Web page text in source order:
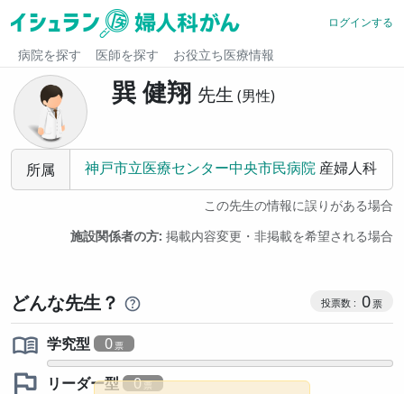
ログインする
病院を探す 医師を探す お役立ち医療情報
巽 健翔 先生 男性
所属 神戸市立医療センター中央市民病院 産婦人科
この先生の情報に誤りがある場合
施設関係者の方: 掲載内容変更・非掲載を希望される場合
どんな先生？ コミュニ
0
学究型
0
リーダー型
0